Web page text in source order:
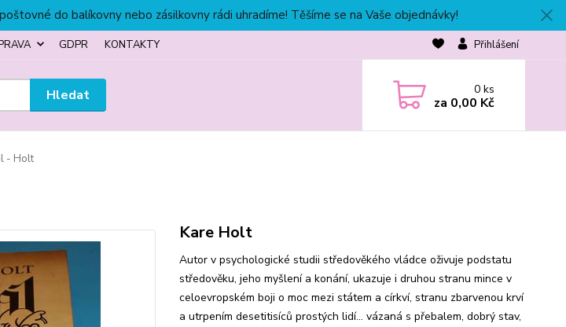
do balíkovny nebo zásilkovny rádi uhradíme! Těšíme se na Vaše objednávky!
GDPR KONTAKTY Přihlášení
Hledat 0ks
za 0,00 Kč
- Holt
Kare Holt
Autor v psychologické studii středověkého vládce oživuje podstatu
středověku, jeho myšlení a konání, ukazuje i druhou stranu mince v
celoevropském boji o moc mezi státem a církví, stranu zbarvenou krví
a utrpením desetitisíců prostých lidí... vázaná s přebalem, dobrý stav,